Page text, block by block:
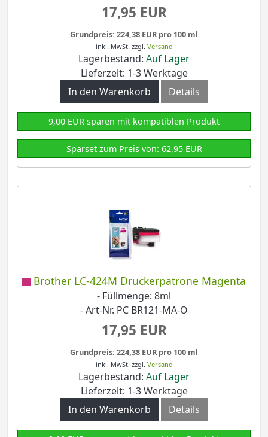
17,95 EUR
Grundpreis: 224,38 EUR pro 100 ml
inkl. MwSt. zzgl. Versand
Lagerbestand: Auf Lager
Lieferzeit: 1-3 Werktage
In den Warenkorb
Details
9,00 EUR sparen mit kompatiblen Produkt
Sparset zum Preis von: 62,95 EUR
Brother LC-424M Druckerpatrone Magenta
- Füllmenge: 8ml
- Art-Nr. PC BR121-MA-O
17,95 EUR
Grundpreis: 224,38 EUR pro 100 ml
inkl. MwSt. zzgl. Versand
Lagerbestand: Auf Lager
Lieferzeit: 1-3 Werktage
In den Warenkorb
Details